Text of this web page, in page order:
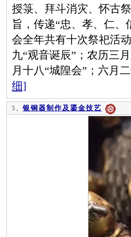
授箓、拜斗消灾、怀古
旨，传递“忠、孝、仁
会全年共有十次祭祀活
九“观音诞辰”；农历三
月十八“城隍会”；六月
细]
5、 银铜器制作及鎏金技艺